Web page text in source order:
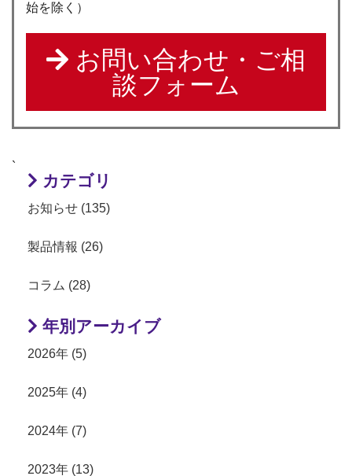
始を除く）
お問い合わせ・ご相
談フォーム
`
カテゴリ
お知らせ (135)
製品情報 (26)
コラム (28)
年別アーカイブ
2026年 (5)
2025年 (4)
2024年 (7)
2023年 (13)